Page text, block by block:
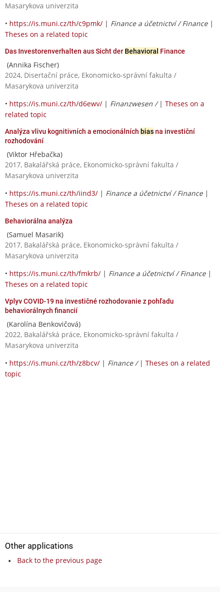
Masarykova univerzita
• https://is.muni.cz/th/c9pmk/ | Finance a účetnictví / Finance|
Theses on a related topic
Das Investorenverhalten aus Sicht der Behavioral Finance
(Annika Fischer)
2024, Disertační práce, Ekonomicko-správní fakulta /
Masarykova univerzita
• https://is.muni.cz/th/d6ewv/ | Finanzwesen / | Theses on a
related topic
Analýza vlivu kognitivních a emocionálních biasna investiční
rozhodování
(Viktor Hřebačka)
2017, Bakalářská práce, Ekonomicko-správní fakulta /
Masarykova univerzita
• https://is.muni.cz/th/iind3/ | Finance a účetnictví / Finance|
Theses on a related topic
Behaviorálna analýza
(Samuel Masarik)
2017, Bakalářská práce, Ekonomicko-správní fakulta /
Masarykova univerzita
• https://is.muni.cz/th/fmkrb/ | Finance a účetnictví / Finance|
Theses on a related topic
Vplyv COVID-19 na investičné rozhodovanie z pohľadu
behaviorálnych financií
(Karolína Benkovičová)
2022, Bakalářská práce, Ekonomicko-správní fakulta /
Masarykova univerzita
• https://is.muni.cz/th/z8bcv/ | Finance / | Theses on a related
topic
Other applications
Back to the previous page